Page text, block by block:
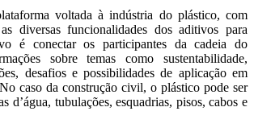
voltada à indústria do plástico, com
diversas funcionalidades dos aditivos para
é conectar os participantes da cadeia do
sobre temas como sustentabilidade,
desafios e possibilidades de aplicação em
caso da construção civil, o plástico pode ser
d’água, tubulações, esquadrias, pisos, cabos e